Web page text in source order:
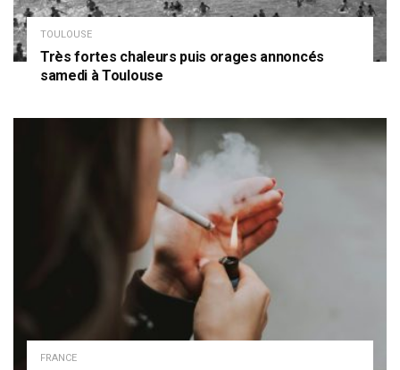
TOULOUSE
Très fortes chaleurs puis orages annoncés
samedi à Toulouse
FRANCE